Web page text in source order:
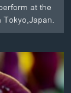
at the